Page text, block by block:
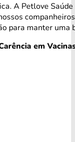
A Petlove
para manter uma
em